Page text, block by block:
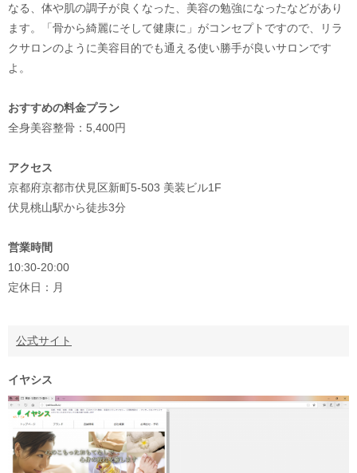
なる、体や肌の調子が良くなった、美容の勉強になったなどがあり
ます。「骨から綺麗にそして健康に」がコンセプトですので、リラ
クサロンのように美容目的でも通える使い勝手が良いサロンです
よ。
おすすめの料金プラン
全身美容整骨：5,400円
アクセス
京都府京都市伏見区新町5-503 美装ビル1F
伏見桃山駅から徒歩3分
営業時間
10:30-20:00
定休日：月
公式サイト
イヤシス